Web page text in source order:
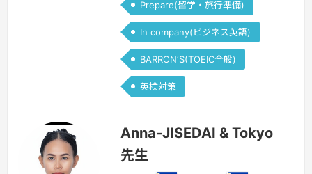
Prepare(留学・旅行準備)
In company(ビジネス英語)
BARRON‘S(TOEIC全般)
英検対策
Anna-JISEDAI & Tokyo
先生